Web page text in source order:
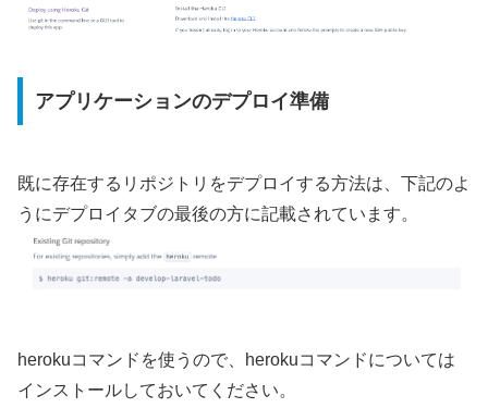
アプリケーションのデプロイ準備
既に存在するリポジトリをデプロイする方法は、下記のよ
うにデプロイタブの最後の方に記載されています。
herokuコマンドを使うので、herokuコマンドについては
インストールしておいてください。